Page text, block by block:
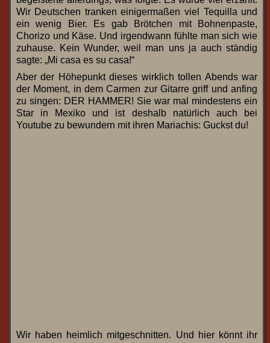
Wir Deutschen tranken einigermaßen viel Tequilla und
ein wenig Bier. Es gab Brötchen mit Bohnenpaste,
Chorizo und Käse. Und irgendwann fühlte man sich wie
zuhause. Kein Wunder, weil man uns ja auch ständig
sagte: „Mi casa es su casa!“
Aber der Höhepunkt dieses wirklich tollen Abends war
der Moment, in dem Carmen zur Gitarre griff und anfing
zu singen: DER HAMMER! Sie war mal mindestens ein
Star in Mexiko und ist deshalb natürlich auch bei
Youtube zu bewundern mit ihren Mariachis: Guckst du!
Wir haben heimlich mitgeschnitten. Und hier könnt ihr